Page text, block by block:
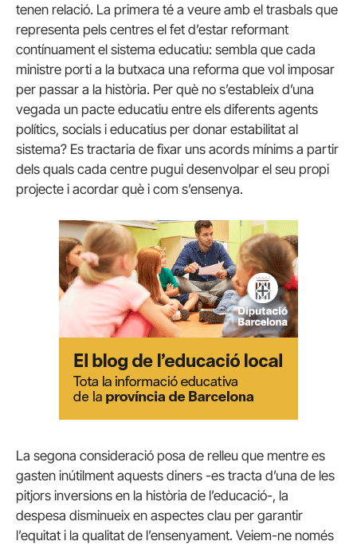
tenen relació. La primera té a veure amb el trasbals que
representa pels centres el fet d’estar reformant
contínuament el sistema educatiu: sembla que cada
ministre porti a la butxaca una reforma que vol imposar
per passar a la història. Per què no s’estableix d’una
vegada un pacte educatiu entre els diferents agents
polítics, socials i educatius per donar estabilitat al
sistema? Es tractaria de fixar uns acords mínims a partir
dels quals cada centre pugui desenvolpar el seu propi
projecte i acordar què i com s’ensenya.
La segona consideració posa de relleu que mentre es
gasten inútilment aquests diners -es tracta d’una de les
pitjors inversions en la història de l’educació-, la
despesa disminueix en aspectes clau per garantir
l’equitat i la qualitat de l’ensenyament. Veiem-ne només